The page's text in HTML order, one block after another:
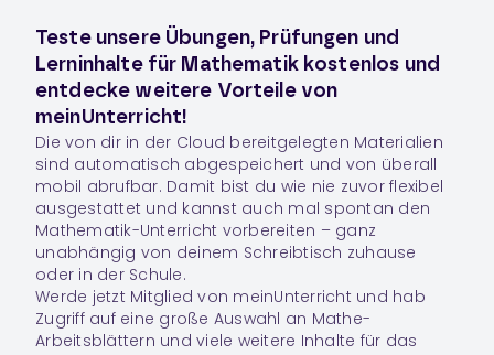
Teste unsere Übungen, Prüfungen und
Lerninhalte für Mathematik kostenlos und
entdecke weitere Vorteile von
meinUnterricht!
Die von dir in der Cloud bereitgelegten Materialien
sind automatisch abgespeichert und von überall
mobil abrufbar. Damit bist du wie nie zuvor flexibel
ausgestattet und kannst auch mal spontan den
Mathematik-Unterricht vorbereiten – ganz
unabhängig von deinem Schreibtisch zuhause
oder in der Schule.
Werde jetzt Mitglied von meinUnterricht und hab
Zugriff auf eine große Auswahl an Mathe-
Arbeitsblättern und viele weitere Inhalte für das